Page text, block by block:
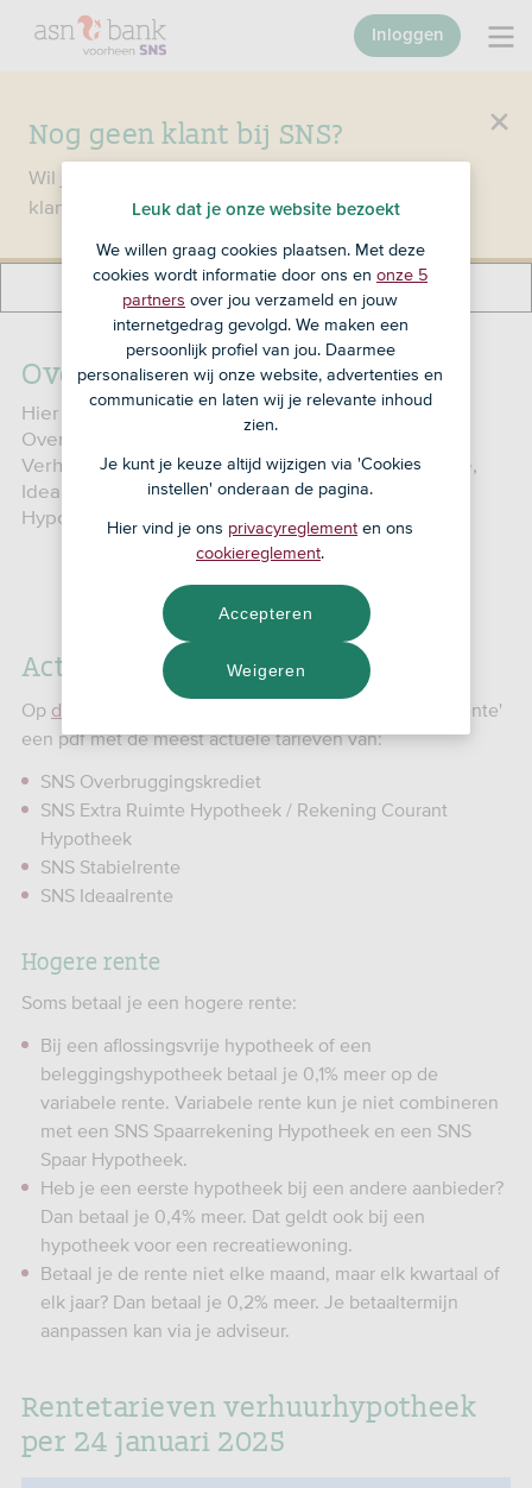
Nog geen klant bij SNS?
Wil je een product openen en ben je nog geen
klant bij SNS?Ga dan naar ASN Bank .
Inloggen
Overige rentetarieven
Hier vind je de actuele rentetarieven voor het SNS
Overbruggingskrediet en voor de SNS
Verhuurhypotheek. En de rentes voor: Stabielrente,
Ideaalrente, Plafondrente en SNS Extra Ruimte
Hypotheek/Rekening Courant Hypotheek.
producten/rentevormen kun je niet meer afsluiten.
Actuele rentetarieven
Op deze pagina
vind je onder 'Rentearchief overige rente'
een pdf met de meest actuele tarieven van:
SNS Overbruggingskrediet
SNS Extra Ruimte Hypotheek / Rekening Courant
Hypotheek
SNS Stabielrente
SNS Ideaalrente
Hogere rente
Soms betaal je een hogere rente:
Bij een aflossingsvrije hypotheek of een
beleggingshypotheek betaal je 0,1% meer op de
variabele rente. Variabele rente kun je niet combineren
met een SNS Spaarrekening Hypotheek en een SNS
Spaar Hypotheek.
Heb je een eerste hypotheek bij een andere aanbieder?
Dan betaal je 0,4% meer. Dat geldt ook bij een
hypotheek voor een recreatiewoning.
Betaal je de rente niet elke maand, maar elk kwartaal of
elk jaar? Dan betaal je 0,2% meer. Je betaaltermijn
aanpassen kan via je adviseur.
Rentetarieven verhuurhypotheek
per 24 januari 2025
Leuk dat je onze website bezoekt
We willen graag cookies plaatsen. Met deze
cookies wordt informatie door ons en onze 5
partners over jou verzameld en jouw
internetgedrag gevolgd. We maken een
persoonlijk profiel van jou. Daarmee
personaliseren wij onze website, advertenties en
communicatie en laten wij je relevante inhoud
zien.
Je kunt je keuze altijd wijzigen via 'Cookies
instellen' onderaan de pagina.
Hier vind je ons privacyreglement en ons
cookiereglement.
Weigeren
Accepteren